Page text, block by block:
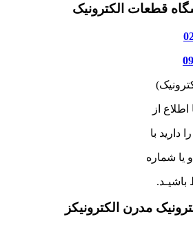
قطعات الکترونیک
از
دارید با
یا شماره
مدرن الکترونیکز